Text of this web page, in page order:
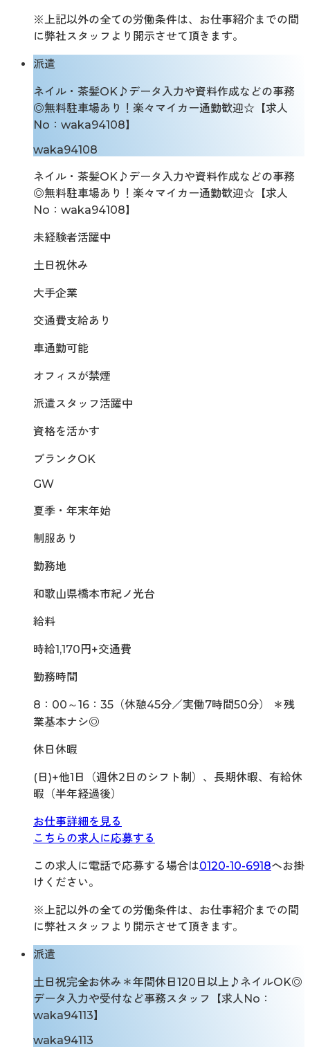
※上記以外の全ての労働条件は、お仕事紹介までの間
に弊社スタッフより開示させて頂きます。
派遣
ネイル・茶髪OK♪データ入力や資料作成などの事務
◎無料駐車場あり！楽々マイカー通勤歓迎☆【求人
No：waka94108】
waka94108
ネイル・茶髪OK♪データ入力や資料作成などの事務
◎無料駐車場あり！楽々マイカー通勤歓迎☆【求人
No：waka94108】
未経験者活躍中
土日祝休み
大手企業
交通費支給あり
車通勤可能
オフィスが禁煙
派遣スタッフ活躍中
資格を活かす
ブランクOK
GW
夏季・年末年始
制服あり
勤務地
和歌山県橋本市紀ノ光台
給料
時給1,170円+交通費
勤務時間
8：00～16：35（休憩45分／実働7時間50分） ＊残
業基本ナシ◎
休日休暇
(日)+他1日（週休2日のシフト制）、長期休暇、有給休
暇（半年経過後）
お仕事詳細を見る
こちらの求人に応募する
この求人に電話で応募する場合は0120-10-6918へお掛
けください。
※上記以外の全ての労働条件は、お仕事紹介までの間
に弊社スタッフより開示させて頂きます。
派遣
土日祝完全お休み＊年間休日120日以上♪ネイルOK◎
データ入力や受付など事務スタッフ【求人No：
waka94113】
waka94113